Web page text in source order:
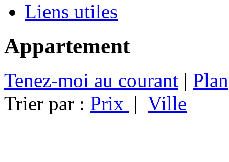
Liens utiles
Appartement
Tenez-moi au courant | Plan
Trier par : Prix | Ville